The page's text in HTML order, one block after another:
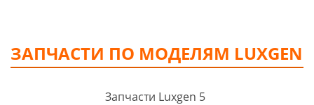
ЗАПЧАСТИ ПО МОДЕЛЯМ LUXGEN
Запчасти Luxgen 5